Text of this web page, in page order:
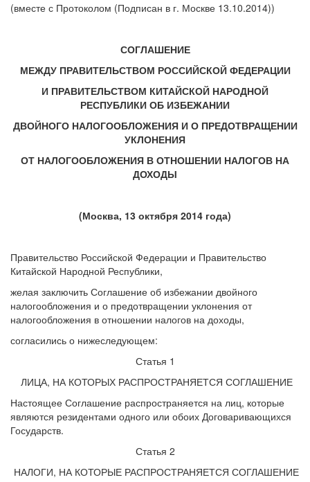
(вместе с Протоколом (Подписан в г. Москве 13.10.2014))
СОГЛАШЕНИЕ
МЕЖДУ ПРАВИТЕЛЬСТВОМ РОССИЙСКОЙ ФЕДЕРАЦИИ
И ПРАВИТЕЛЬСТВОМ КИТАЙСКОЙ НАРОДНОЙ
РЕСПУБЛИКИ ОБ ИЗБЕЖАНИИ
ДВОЙНОГО НАЛОГООБЛОЖЕНИЯ И О ПРЕДОТВРАЩЕНИИ
УКЛОНЕНИЯ
ОТ НАЛОГООБЛОЖЕНИЯ В ОТНОШЕНИИ НАЛОГОВ НА
ДОХОДЫ
(Москва, 13 октября 2014 года)
Правительство Российской Федерации и Правительство
Китайской Народной Республики,
желая заключить Соглашение об избежании двойного
налогообложения и о предотвращении уклонения от
налогообложения в отношении налогов на доходы,
согласились о нижеследующем:
Статья 1
ЛИЦА, НА КОТОРЫХ РАСПРОСТРАНЯЕТСЯ СОГЛАШЕНИЕ
Настоящее Соглашение распространяется на лиц, которые
являются резидентами одного или обоих Договаривающихся
Государств.
Статья 2
НАЛОГИ, НА КОТОРЫЕ РАСПРОСТРАНЯЕТСЯ СОГЛАШЕНИЕ